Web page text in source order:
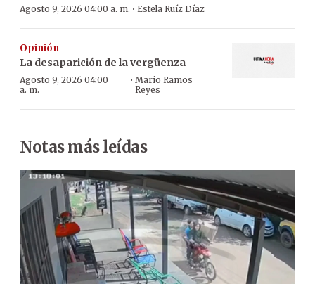
Agosto 9, 2026 04:00 a. m. · Estela Ruíz Díaz
Opinión
La desaparición de la vergüenza
Agosto 9, 2026 04:00
a. m.
· Mario Ramos
Reyes
Notas más leídas